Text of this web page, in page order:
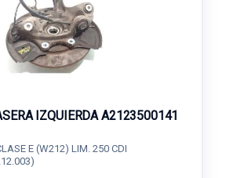
IZQUIERDA A2123500141
E (W212) LIM. 250 CDI